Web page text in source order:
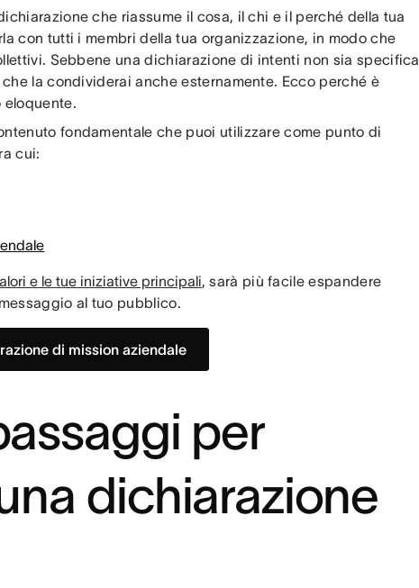
che riassume il cosa, il chi e il perché della tua
con tutti i membri della tua organizzazione, in modo che
Sebbene una dichiarazione di intenti non sia specifica
la condividerai anche esternamente. Ecco perché è
eloquente.
fondamentale che puoi utilizzare come punto di
cui:
e le tue iniziative principali, sarà più facile espandere
al tuo pubblico.
di mission aziendale
per
dichiarazione